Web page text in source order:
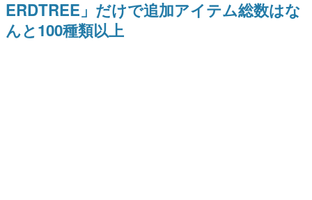
日本モバイルゲーム産業史
日本のモバイルゲーム史における主要なトピック・タイト
ルを網羅するほか、開発者へのインタビューや識者による
解説を掲載。約20年の歴史が一望できる決定版！
ERDTREE」だけで追加アイテム総数はな
んと100種類以上